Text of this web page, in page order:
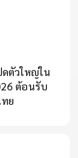
ดตัวใหญ่ใน
ต้อนรับ
ย